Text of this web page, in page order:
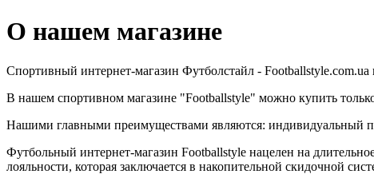
О нашем магазине
Спортивный интернет-магазин Футболстайл -
В нашем спортивном магазине "Footballstyle" можно купить
Нашими главными преимуществами являются: индивидуальный
Футбольный интернет-магазин Footballstyle нацелен на
лояльности, которая заключается в накопительной скидочной